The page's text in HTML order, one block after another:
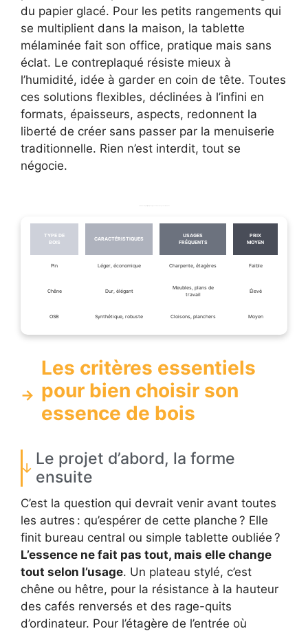
du papier glacé. Pour les petits rangements qui
se multiplient dans la maison, la tablette
mélaminée fait son office, pratique mais sans
éclat. Le contreplaqué résiste mieux à
l’humidité, idée à garder en coin de tête. Toutes
ces solutions flexibles, déclinées à l’infini en
formats, épaisseurs, aspects, redonnent la
liberté de créer sans passer par la menuiserie
traditionnelle. Rien n’est interdit, tout se
négocie.
TYPE DE
BOIS
CARACTÉRISTIQUES
USAGES
FRÉQUENTS
PRIX
MOYEN
Pin Léger, économique Charpente, étagères Faible
Chêne Dur, élégant
Meubles, plans de
travail
Élevé
OSB Synthétique, robuste Cloisons, planchers Moyen
Les critères essentiels
pour bien choisir son
essence de bois
Le projet d’abord, la forme
ensuite
C’est la question qui devrait venir avant toutes
les autres : qu’espérer de cette planche ? Elle
finit bureau central ou simple tablette oubliée ?
L’essence ne fait pas tout, mais elle change
tout selon l’usage. Un plateau stylé, c’est
chêne ou hêtre, pour la résistance à la hauteur
des cafés renversés et des rage-quits
d’ordinateur. Pour l’étagère de l’entrée où